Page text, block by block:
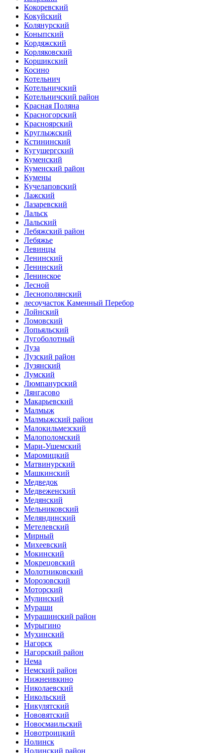
Кокоревский
Кокуйский
Колянурский
Коныпский
Кордяжский
Корляковский
Коршикский
Косино
Котельнич
Котельничский
Котельничский район
Красная Поляна
Красногорский
Красноярский
Круглыжский
Кстининский
Кугушергский
Куменский
Куменский район
Кумены
Кучелаповский
Лажский
Лазаревский
Лальск
Лальский
Лебяжский район
Лебяжье
Левинцы
Ленинский
Ленинский
Ленинское
Лесной
Леснополянский
лесоучасток Каменный Перебор
Лойнский
Ломовский
Лопьяльский
Лугоболотный
Луза
Лузский район
Лузянский
Лумский
Люмпанурский
Лянгасово
Макарьевский
Малмыж
Малмыжский район
Малокильмезский
Малополомский
Мари-Ушемский
Маромицкий
Матвинурский
Машкинский
Медведок
Медвеженский
Медянский
Мельниковский
Меляндинский
Метелевский
Мирный
Михеевский
Мокинский
Мокрецовский
Молотниковский
Морозовский
Моторский
Мулинский
Мураши
Мурашинский район
Мурыгино
Мухинский
Нагорск
Нагорский район
Нема
Немский район
Нижнеивкино
Николаевский
Никольский
Никулятский
Нововятский
Новосмаильский
Новотроицкий
Нолинск
Нолинский район